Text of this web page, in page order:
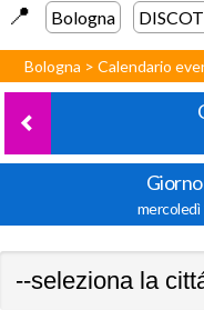
📍️ Bologna
Bologna >Calendario